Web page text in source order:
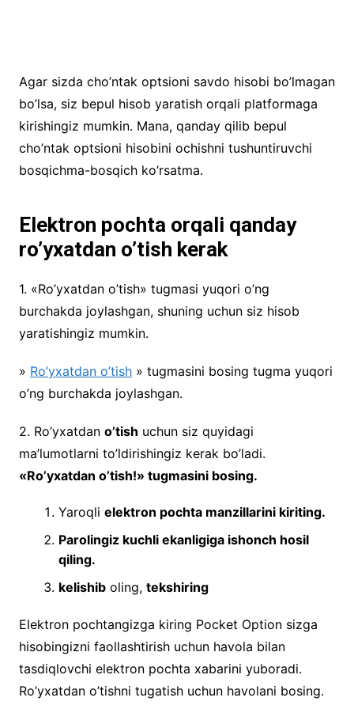
Agar sizda cho’ntak optsioni savdo hisobi bo’lmagan
bo’lsa, siz bepul hisob yaratish orqali platformaga
kirishingiz mumkin. Mana, qanday qilib bepul
cho’ntak optsioni hisobini ochishni tushuntiruvchi
bosqichma-bosqich ko’rsatma.
Elektron pochta orqali qanday
ro’yxatdan o’tish kerak
1. «Ro’yxatdan o’tish» tugmasi yuqori o’ng
burchakda joylashgan, shuning uchun siz hisob
yaratishingiz mumkin.
» Ro’yxatdan o’tish» tugmasini bosing tugma yuqori
o’ng burchakda joylashgan.
2. Ro’yxatdan o’tish uchun siz quyidagi
ma’lumotlarni to’ldirishingiz kerak bo’ladi.
«Ro’yxatdan o’tish!» tugmasini bosing.
Yaroqli elektron pochta manzillarini kiriting.
Parolingiz kuchli ekanligiga ishonch hosil
qiling.
kelishiboling, tekshiring
Elektron pochtangizga kiring Pocket Option sizga
hisobingizni faollashtirish uchun havola bilan
tasdiqlovchi elektron pochta xabarini yuboradi.
Ro’yxatdan o’tishni tugatish uchun havolani bosing.